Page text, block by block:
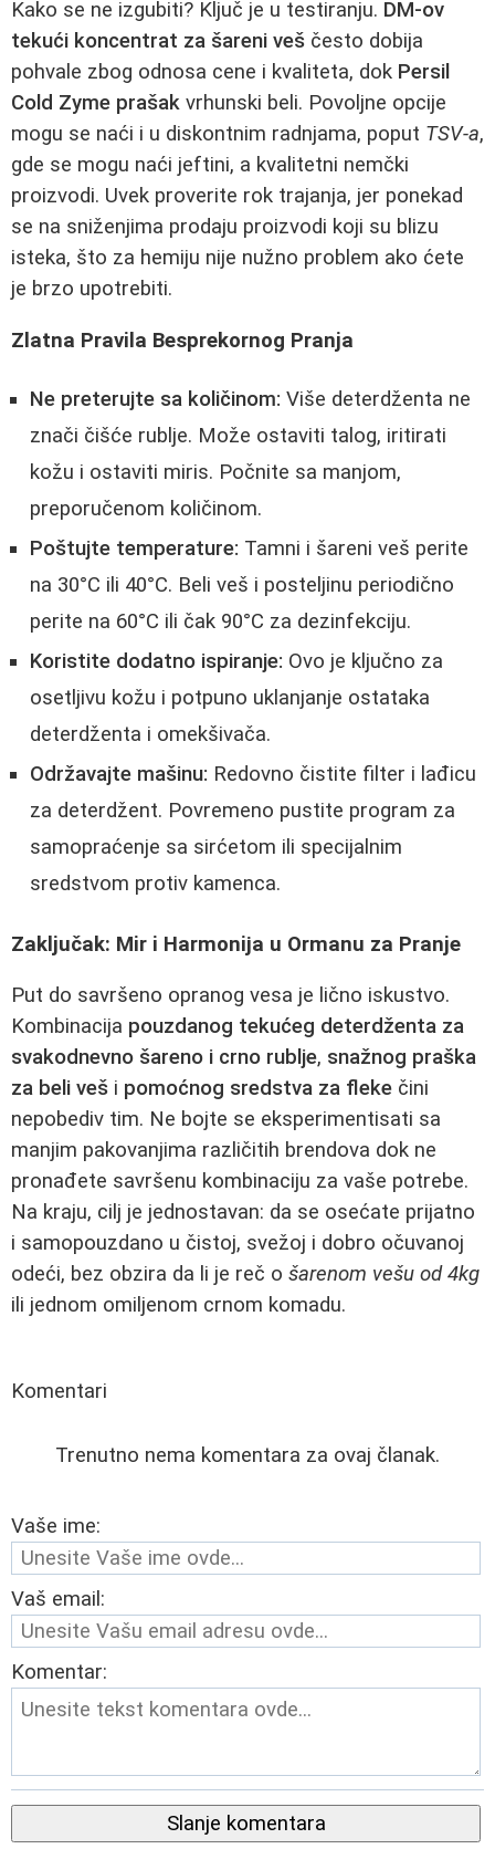
Kako se ne izgubiti? Ključ je u testiranju. DM-ov
tekući koncentrat za šareni veš često dobija
pohvale zbog odnosa cene i kvaliteta, dok Persil
Cold Zyme prašak vrhunski beli. Povoljne opcije
mogu se naći i u diskontnim radnjama, poput TSV-a,
gde se mogu naći jeftini, a kvalitetni nemčki
proizvodi. Uvek proverite rok trajanja, jer ponekad
se na sniženjima prodaju proizvodi koji su blizu
isteka, što za hemiju nije nužno problem ako ćete
je brzo upotrebiti.
Zlatna Pravila Besprekornog Pranja
Ne preterujte sa količinom: Više deterdženta ne
znači čišće rublje. Može ostaviti talog, iritirati
kožu i ostaviti miris. Počnite sa manjom,
preporučenom količinom.
Poštujte temperature: Tamni i šareni veš perite
na 30°C ili 40°C. Beli veš i posteljinu periodično
perite na 60°C ili čak 90°C za dezinfekciju.
Koristite dodatno ispiranje: Ovo je ključno za
osetljivu kožu i potpuno uklanjanje ostataka
deterdženta i omekšivača.
Održavajte mašinu: Redovno čistite filter i lađicu
za deterdžent. Povremeno pustite program za
samopraćenje sa sirćetom ili specijalnim
sredstvom protiv kamenca.
Zaključak: Mir i Harmoniја u Ormanu za Pranje
Put do savršeno opranog vesa je lično iskustvo.
Kombinacija pouzdanog tekućeg deterdženta za
svakodnevno šareno i crno rublje, snažnog praška
za beli veš i pomoćnog sredstva za fleke čini
nepobediv tim. Ne bojte se eksperimentisati sa
manjim pakovanjima različitih brendova dok ne
pronađete savršenu kombinaciju za vaše potrebe.
Na kraju, cilj je jednostavan: da se osećate prijatno
i samopouzdano u čistoj, svežoj i dobro očuvanoj
odeći, bez obzira da li je reč o šarenom vešu od 4kg
ili jednom omiljenom crnom komadu.
Komentari
Trenutno nema komentara za ovaj članak.
Vaše ime:
Vaš email:
Komentar:
Slanje komentara